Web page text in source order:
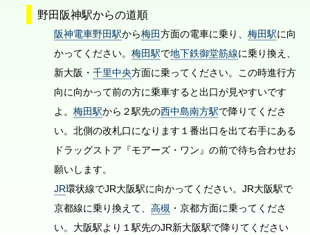
野田阪神駅からの道順
阪神電車野田駅から梅田方面の電車に乗り、 梅田駅に向
かってください。 梅田駅で地下鉄御堂筋線に乗り換え、
新大阪・ 千里中央方面に乗ってください。この時進行方
向に向かって前の方に乗車すると出口が見やすいです
よ。 梅田駅から２駅先の西中島南方駅で降りてくださ
い。北側の改札口になります１番出口を出て右手にある
ドラッグストア『モアーズ・ワン』の前で待ち合わせお
願いします。
JR環状線でJR大阪駅に向かってください。JR大阪駅で
京都線に乗り換えて、 高槻 ・京都方面に乗ってくださ
い。大阪駅より１駅先のJR新大阪駅で降りてください